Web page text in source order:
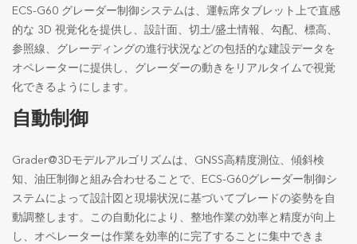
ECS-G60 グレーダー制御システムは、運転席タブレット上で直感
的な 3D 視覚化を提供し、設計面、切土/盛土情報、勾配、標高、
参照線、グレーディングの進行状況などの包括的な建設データを
オペレーターに提供し、グレーダーの動きをリアルタイムで視覚
化できるようにします。
自動制御
Grader@3Dモデルアルゴリズムは、GNSS高精度測位、傾斜検
知、油圧制御と組み合わせることで、ECS-G60グレーダー制御シ
ステムによって設計図と現場状況に基づいてブレードの姿勢を自
動調整します。この自動化により、整地作業の効率と精度が向上
し、オペレーターは作業を効率的に完了することに集中できま